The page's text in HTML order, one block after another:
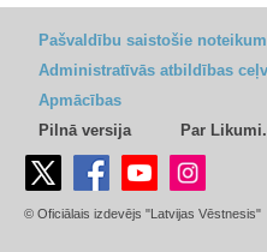
Pašvaldību saistošie
Administratīvās atbildības
Apmācības
Pilnā versija
Par
© Oficiālais izdevējs "Latvijas Vēstnesis"